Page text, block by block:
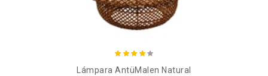
Añadir al carro
Lámpara AntüMalen Natural